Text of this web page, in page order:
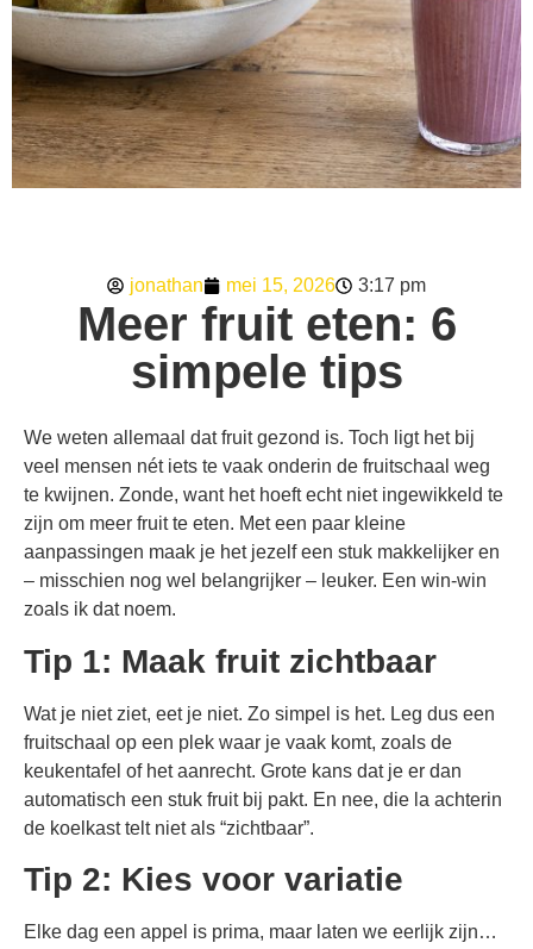
jonathan mei 15, 2026 3:17 pm
Meer fruit eten: 6
simpele tips
We weten allemaal dat fruit gezond is. Toch ligt het bij
veel mensen nét iets te vaak onderin de fruitschaal weg
te kwijnen. Zonde, want het hoeft echt niet ingewikkeld te
zijn om meer fruit te eten. Met een paar kleine
aanpassingen maak je het jezelf een stuk makkelijker en
– misschien nog wel belangrijker – leuker. Een win-win
zoals ik dat noem.
Tip 1: Maak fruit zichtbaar
Wat je niet ziet, eet je niet. Zo simpel is het. Leg dus een
fruitschaal op een plek waar je vaak komt, zoals de
keukentafel of het aanrecht. Grote kans dat je er dan
automatisch een stuk fruit bij pakt. En nee, die la achterin
de koelkast telt niet als “zichtbaar”.
Tip 2: Kies voor variatie
Elke dag een appel is prima, maar laten we eerlijk zijn…